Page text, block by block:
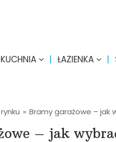
KUCHNIA ŁAZIENKA
» Bramy garażowe – jak
– jak